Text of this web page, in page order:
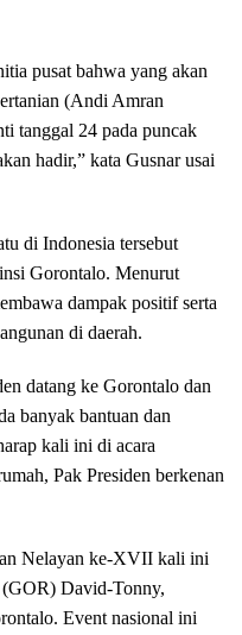
pusat bahwa yang akan
(Andi Amran
tanggal 24 pada puncak
hadir,” kata Gusnar usai
di Indonesia tersebut
Gorontalo. Menurut
dampak positif serta
di daerah.
datang ke Gorontalo dan
banyak bantuan dan
kali ini di acara
Pak Presiden berkenan
Nelayan ke-XVII kali ini
(GOR) David-Tonny,
Event nasional ini